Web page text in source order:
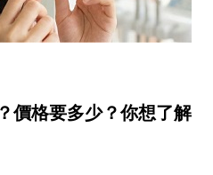
價格要多少？你想了解